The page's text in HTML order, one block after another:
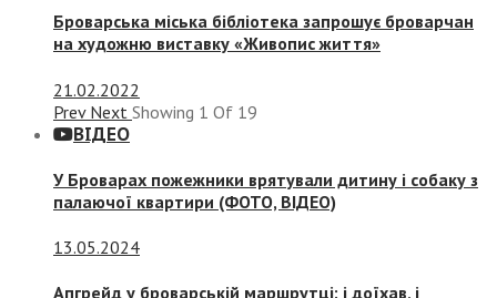
Броварська міська бібліотека запрошує броварчан
на художню виставку «Живопис життя»
21.02.2022
Prev Next Showing 1 Of 19
ВІДЕО
У Броварах пожежники врятували дитину і собаку з
палаючої квартири (ФОТО, ВІДЕО)
13.05.2024
Апгрейд у броварській маршрутці: і доїхав, і